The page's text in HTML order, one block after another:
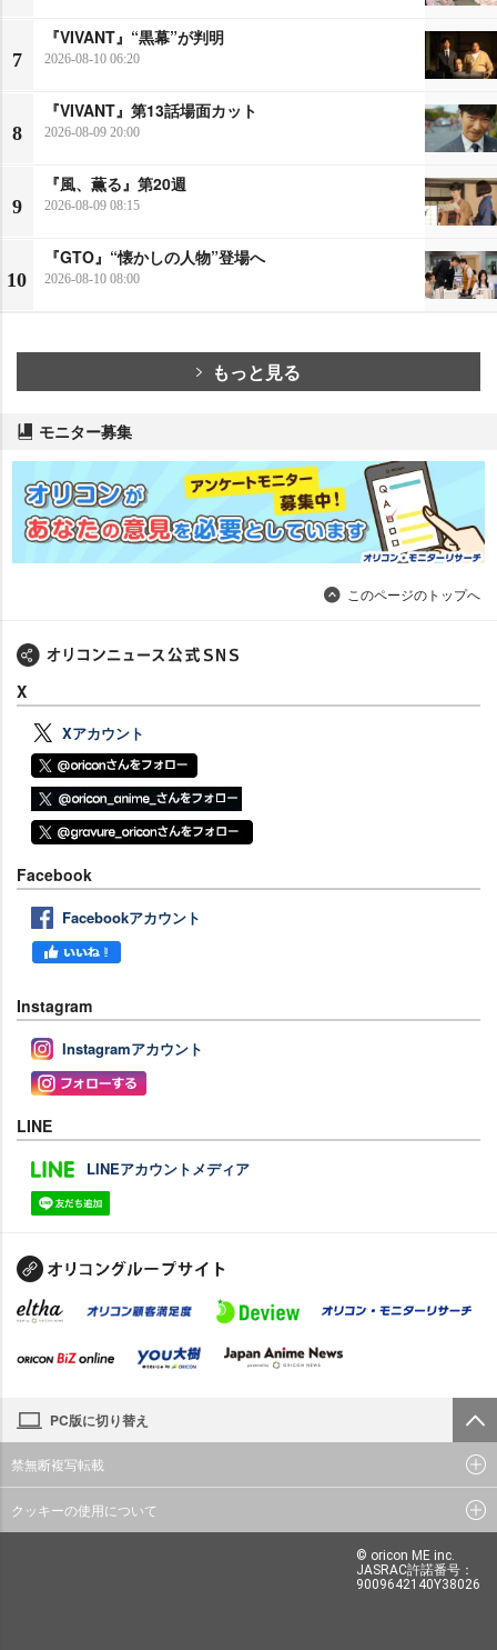
7
『VIVANT』“黒幕”が判明
2026-08-10 06:20
8
『VIVANT』第13話場面カット
2026-08-09 20:00
9
『風、薫る』第20週
2026-08-09 08:15
10
『GTO』“懐かしの人物”登場へ
2026-08-10 08:00
もっと見る
モニター募集
このページのトップへ
X
Xアカウント
Facebook
Facebookアカウント
Instagram
Instagramアカウント
LINE
LINEアカウントメディア
PC版に切り替え
禁無断複写転載
クッキーの使用について
© oricon ME inc.
JASRAC許諾番号：
9009642140Y38026